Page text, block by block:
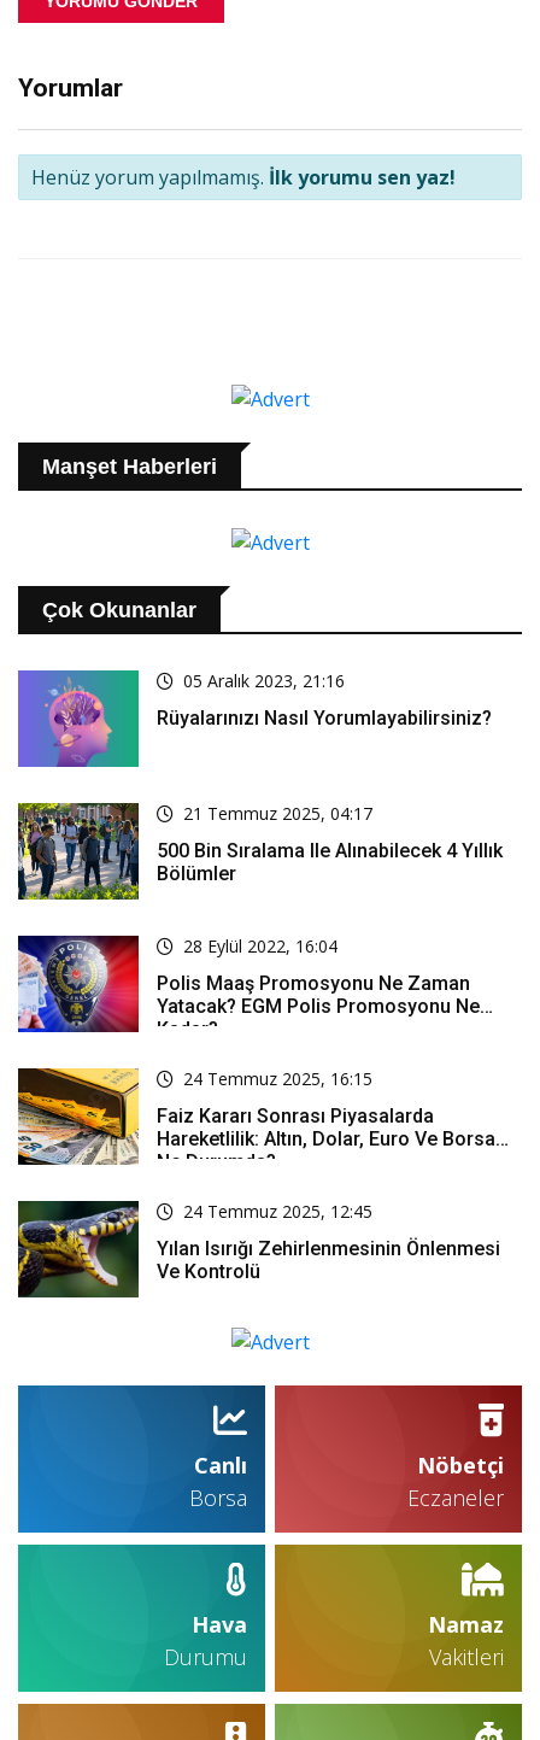
Yorumlar
Henüz yorum yapılmamış. İlk yorumu sen yaz!
Manşet Haberleri
Çok Okunanlar
05 Aralık 2023, 21:16
Rüyalarınızı Nasıl Yorumlayabilirsiniz?
21 Temmuz 2025, 04:17
500 Bin Sıralama Ile Alınabilecek 4 Yıllık
Bölümler
28 Eylül 2022, 16:04
Polis Maaş Promosyonu Ne Zaman
Yatacak? EGM Polis Promosyonu Ne
Kadar?
24 Temmuz 2025, 16:15
Faiz Kararı Sonrası Piyasalarda
Hareketlilik: Altın, Dolar, Euro Ve Borsa
Ne Durumda?
24 Temmuz 2025, 12:45
Yılan Isırığı Zehirlenmesinin Önlenmesi
Ve Kontrolü
Canlı
Borsa
Nöbetçi
Eczaneler
Hava
Durumu
Namaz
Vakitleri